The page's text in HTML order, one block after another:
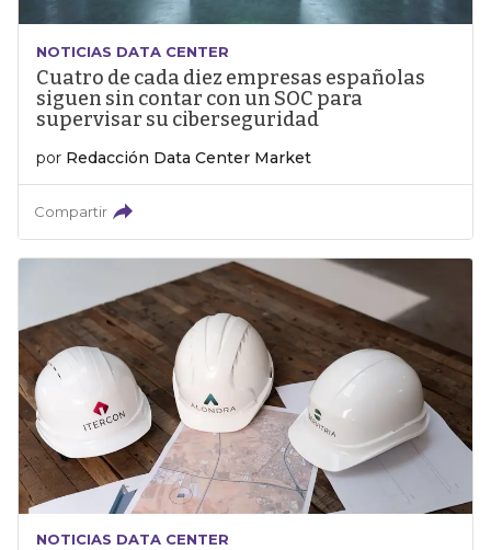
NOTICIAS DATA CENTER
Cuatro de cada diez empresas españolas
siguen sin contar con un SOC para
supervisar su ciberseguridad
por Redacción Data Center Market
Compartir
NOTICIAS DATA CENTER